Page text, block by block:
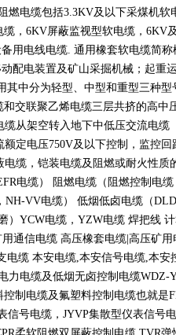
燃电缆包括3.3KV及以下采煤机软
， 6KV屏蔽监视型软电缆， 6KV
用电线电缆. 通用橡套软电缆简
配电装置及矿山采掘机械；起重
中分为轻型、中型和重型三种型
交联聚乙烯电缆三层共挤的高中
从架空转入地下中低压交流电缆
额定电压750V及以下控制，监控回
电缆，铠装电缆及阻燃或耐火性质
电缆） 阻燃电缆（阻燃控制电缆
NH-VV电缆） 低烟低卤电缆（
） YCW电缆， YZW电缆 焊把线
用通信电缆 高压橡套电缆高压矿用
电缆 本安电缆,本安信号电缆,本安
力电缆及低烟无卤控制电缆WDZ-
控制电缆及氟塑料控制电缆也就是
信号电缆， JYVP集散型仪表信号